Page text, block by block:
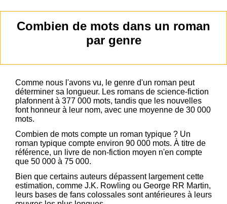
Combien de mots dans un roman
par genre
Comme nous l'avons vu, le genre d'un roman peut
déterminer sa longueur. Les romans de science-fiction
plafonnent à 377 000 mots, tandis que les nouvelles
font honneur à leur nom, avec une moyenne de 30 000
mots.
Combien de mots compte un roman typique ? Un
roman typique compte environ 90 000 mots. À titre de
référence, un livre de non-fiction moyen n'en compte
que 50 000 à 75 000.
Bien que certains auteurs dépassent largement cette
estimation, comme J.K. Rowling ou George RR Martin,
leurs bases de fans colossales sont antérieures à leurs